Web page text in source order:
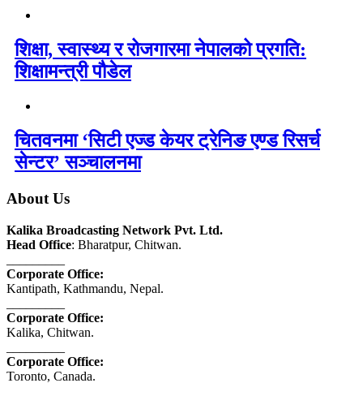
शिक्षा, स्वास्थ्य र रोजगारमा नेपालको प्रगति:
शिक्षामन्त्री पौडेल
चितवनमा ‘सिटी एज्ड केयर ट्रेनिङ एण्ड रिसर्च
सेन्टर’ सञ्चालनमा
About Us
Kalika Broadcasting Network Pvt. Ltd.
Head Office: Bharatpur, Chitwan.
Corporate Office:
Kantipath, Kathmandu, Nepal.
Corporate Office:
Kalika, Chitwan.
Corporate Office:
Toronto, Canada.